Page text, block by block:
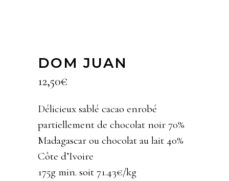
DOM JUAN
12,50€
Délicieux sablé cacao enrobé
partiellement de chocolat noir 70%
Madagascar ou chocolat au lait 40%
Côte d’Ivoire
175g min. soit 71.43€/kg